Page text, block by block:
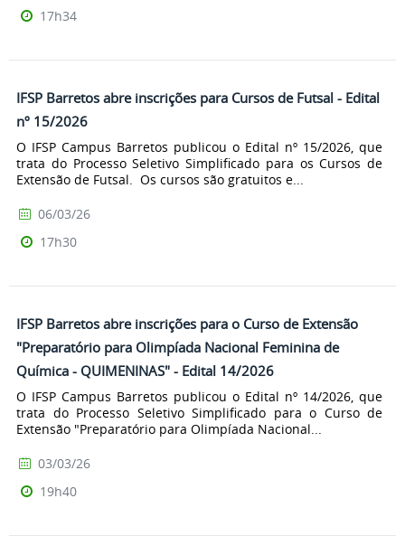
17h34
IFSP Barretos abre inscrições para Cursos de Futsal - Edital
nº 15/2026
O IFSP Campus Barretos publicou o Edital nº 15/2026, que
trata do Processo Seletivo Simplificado para os Cursos de
Extensão de Futsal. Os cursos são gratuitos e...
06/03/26
17h30
IFSP Barretos abre inscrições para o Curso de Extensão
"Preparatório para Olimpíada Nacional Feminina de
Química - QUIMENINAS" - Edital 14/2026
O IFSP Campus Barretos publicou o Edital nº 14/2026, que
trata do Processo Seletivo Simplificado para o Curso de
Extensão "Preparatório para Olimpíada Nacional...
03/03/26
19h40